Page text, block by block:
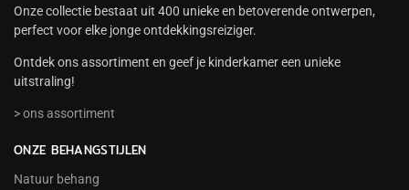
Onze collectie bestaat uit 400 unieke en betoverende ontwerpen,
perfect voor elke jonge ontdekkingsreiziger.
Ontdek ons assortiment en geef je kinderkamer een unieke
uitstraling!
> ons assortiment
ONZE BEHANGSTIJLEN
Natuur behang